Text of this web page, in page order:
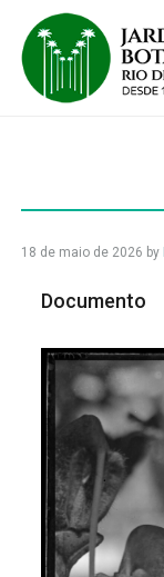
18 de maio de 2026 by
Documento